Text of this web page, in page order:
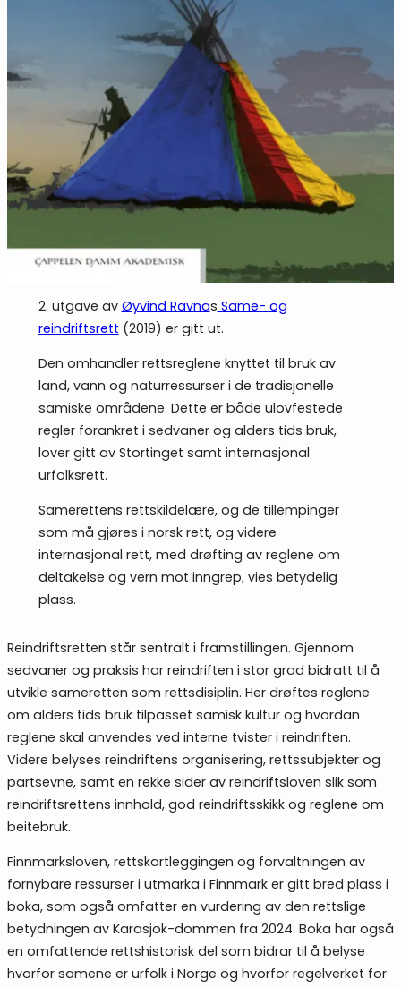
2. utgave av Øyvind Ravnas Same- og
reindriftsrett (2019) er gitt ut.
Den omhandler rettsreglene knyttet til bruk av
land, vann og naturressurser i de tradisjonelle
samiske områdene. Dette er både ulovfestede
regler forankret i sedvaner og alders tids bruk,
lover gitt av Stortinget samt internasjonal
urfolksrett.
Samerettens rettskildelære, og de tillempinger
som må gjøres i norsk rett, og videre
internasjonal rett, med drøfting av reglene om
deltakelse og vern mot inngrep, vies betydelig
plass.
Reindriftsretten står sentralt i framstillingen. Gjennom
sedvaner og praksis har reindriften i stor grad bidratt til å
utvikle sameretten som rettsdisiplin. Her drøftes reglene
om alders tids bruk tilpasset samisk kultur og hvordan
reglene skal anvendes ved interne tvister i reindriften.
Videre belyses reindriftens organisering, rettssubjekter og
partsevne, samt en rekke sider av reindriftsloven slik som
reindriftsrettens innhold, god reindriftsskikk og reglene om
beitebruk.
Finnmarksloven, rettskartleggingen og forvaltningen av
fornybare ressurser i utmarka i Finnmark er gitt bred plass i
boka, som også omfatter en vurdering av den rettslige
betydningen av Karasjok-dommen fra 2024. Boka har også
en omfattende rettshistorisk del som bidrar til å belyse
hvorfor samene er urfolk i Norge og hvorfor regelverket for